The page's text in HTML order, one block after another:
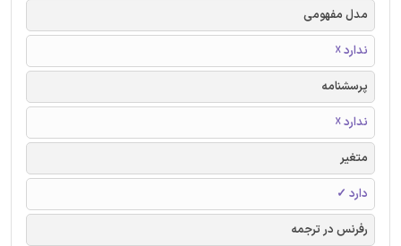
مدل مفهومی
ندارد ☓
پرسشنامه
ندارد ☓
متغیر
دارد ✓
رفرنس در ترجمه